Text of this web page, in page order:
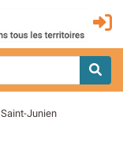
Saint-Junien